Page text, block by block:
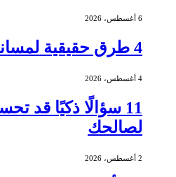
6 أغسطس، 2026
4 طرق حقيقية لمساندة زميل يمر بمحنة
4 أغسطس، 2026
11 سؤالًا ذكيًا قد
لصالحك
2 أغسطس، 2026